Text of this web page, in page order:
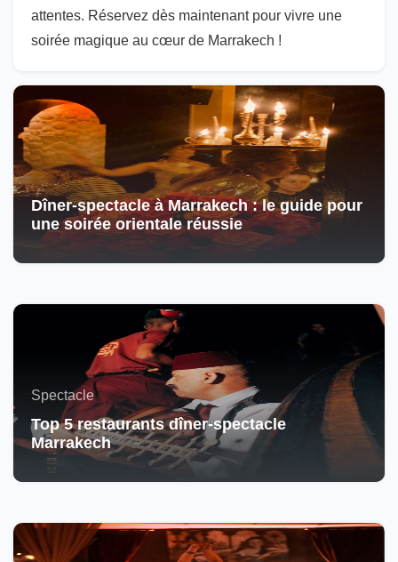
attentes. Réservez dès maintenant pour vivre une
soirée magique au cœur de Marrakech !
Dîner-spectacle à Marrakech : le guide pour
une soirée orientale réussie
Spectacle
Top 5 restaurants dîner-spectacle
Marrakech